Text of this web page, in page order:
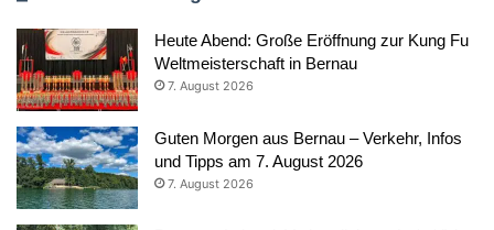
Heute Abend: Große Eröffnung zur Kung Fu
Weltmeisterschaft in Bernau
7. August 2026
Guten Morgen aus Bernau – Verkehr, Infos
und Tipps am 7. August 2026
7. August 2026